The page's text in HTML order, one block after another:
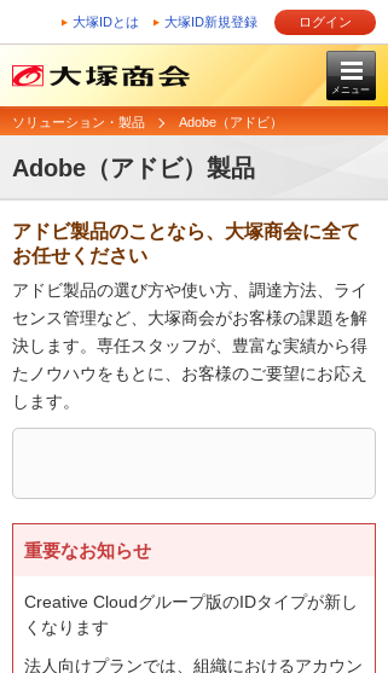
大塚IDとは 大塚ID新規登録 ログイン
メニュー
ソリューション・製品 Adobe（アドビ）
Adobe（アドビ）製品
アドビ製品のことなら、大塚商会に全て
お任せください
アドビ製品の選び方や使い方、調達方法、ライ
センス管理など、大塚商会がお客様の課題を解
決します。専任スタッフが、豊富な実績から得
たノウハウをもとに、お客様のご要望にお応え
します。
重要なお知らせ
Creative Cloudグループ版のIDタイプが新し
くなります
法人向けプランでは、組織におけるアカウン